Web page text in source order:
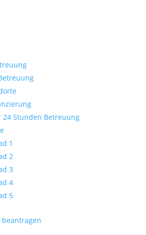
24 Stunden Betreuung
1
2
3
4
5
beantragen